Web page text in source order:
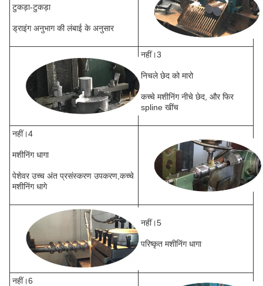
टुकड़ा-टुकड़ा
ड्राइंग अनुभाग की लंबाई के अनुसार
नहीं।3
निचले छेद को मारो
कच्चे मशीनिंग नीचे छेद, और फिर
spline खींच
नहीं।4
मशीनिंग धागा
पेशेवर उच्च अंत प्रसंस्करण उपकरण,कच्चे
मशीनिंग धागे
नहीं।5
परिष्कृत मशीनिंग धागा
नहीं।6